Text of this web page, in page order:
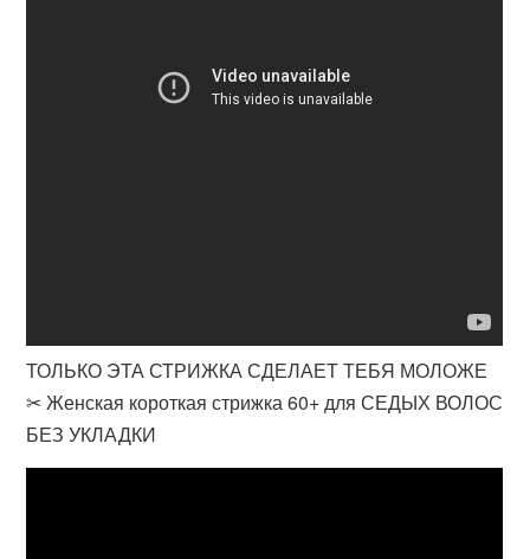
ТОЛЬКО ЭТА СТРИЖКА СДЕЛАЕТ ТЕБЯ МОЛОЖЕ
✂ Женская короткая стрижка 60+ для СЕДЫХ ВОЛОС
БЕЗ УКЛАДКИ